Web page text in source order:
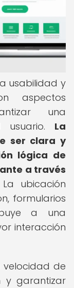
usabilidad y
aspectos
una
usuario. La
ser clara y
lógica de
a través
La ubicación
formularios
a una
interacción
velocidad de
y garantizar